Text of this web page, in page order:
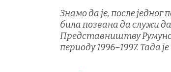
Знамо да је, после
била позвана да служи
Представништву
периоду 1996–1997. Тада